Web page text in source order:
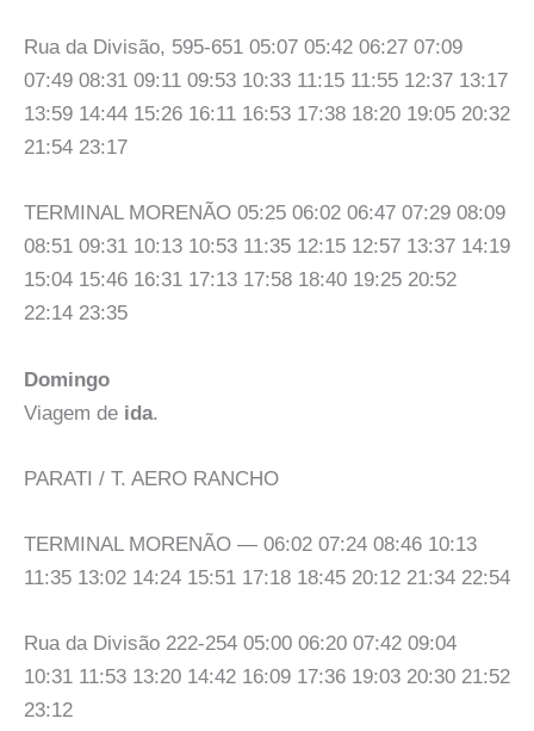
Rua da Divisão, 595-651 05:07 05:42 06:27 07:09
07:49 08:31 09:11 09:53 10:33 11:15 11:55 12:37 13:17
13:59 14:44 15:26 16:11 16:53 17:38 18:20 19:05 20:32
21:54 23:17
TERMINAL MORENÃO 05:25 06:02 06:47 07:29 08:09
08:51 09:31 10:13 10:53 11:35 12:15 12:57 13:37 14:19
15:04 15:46 16:31 17:13 17:58 18:40 19:25 20:52
22:14 23:35
Domingo
Viagem de ida.
PARATI / T. AERO RANCHO
TERMINAL MORENÃO — 06:02 07:24 08:46 10:13
11:35 13:02 14:24 15:51 17:18 18:45 20:12 21:34 22:54
Rua da Divisão 222-254 05:00 06:20 07:42 09:04
10:31 11:53 13:20 14:42 16:09 17:36 19:03 20:30 21:52
23:12